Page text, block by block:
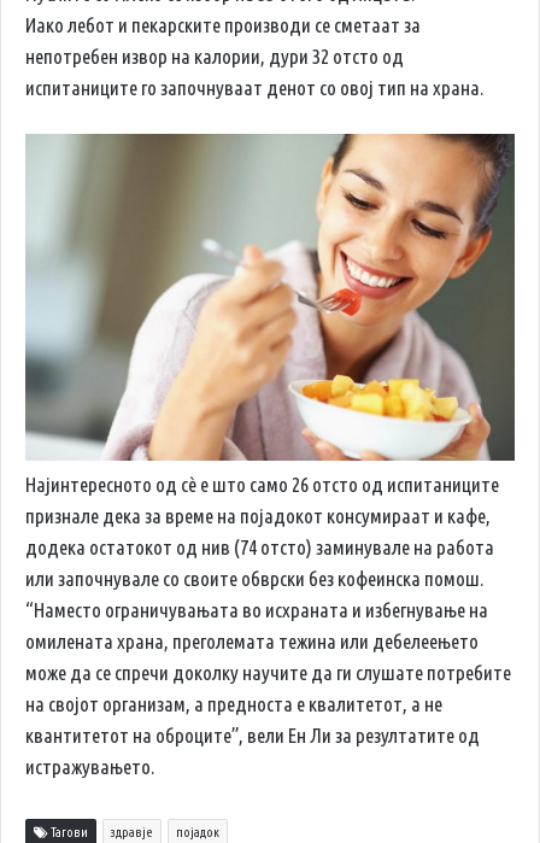
Иако лебот и пекарските производи се сметаат за
непотребен извор на калории, дури 32 отсто од
испитаниците го започнуваат денот со овој тип на храна.
Најинтересното од сè е што само 26 отсто од испитаниците
признале дека за време на појадокот консумираат и кафе,
додека остатокот од нив (74 отсто) заминувале на работа
или започнувале со своите обврски без кофеинска помош.
“Наместо ограничувањата во исхраната и избегнување на
омилената храна, преголемата тежина или дебелеењето
може да се спречи доколку научите да ги слушате потребите
на својот организам, а предноста е квалитетот, а не
квантитетот на оброците”, вели Ен Ли за резултатите од
истражувањето.
Тагови здравје појадок